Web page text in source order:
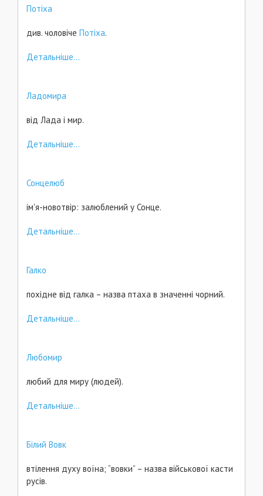
Потіха
див. чоловіче Потіха.
Детальніше...
Ладомира
від Лада і мир.
Детальніше...
Сонцелюб
ім'я-новотвір: залюблений у Сонце.
Детальніше...
Галко
похідне від галка – назва птаха в значенні чорний.
Детальніше...
Любомир
любий для миру (людей).
Детальніше...
Білий Вовк
втілення духу воїна; “вовки” – назва військової касти
русів.